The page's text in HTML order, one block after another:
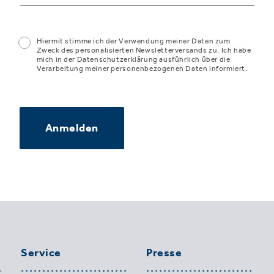
Hiermit stimme ich der Verwendung meiner Daten zum
Zweck des personalisierten Newsletterversands zu. Ich habe
mich in der Datenschutzerklärung ausführlich über die
Verarbeitung meiner personenbezogenen Daten informiert.
Anmelden
Service Presse